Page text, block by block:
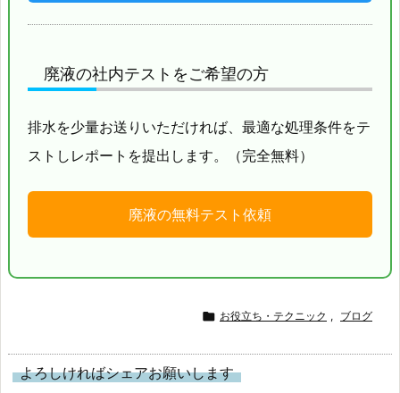
廃液の社内テストをご希望の方
排水を少量お送りいただければ、最適な処理条件をテ
ストしレポートを提出します。（完全無料）
廃液の無料テスト依頼
 お役立ち・テクニック , ブログ
よろしければシェアお願いします